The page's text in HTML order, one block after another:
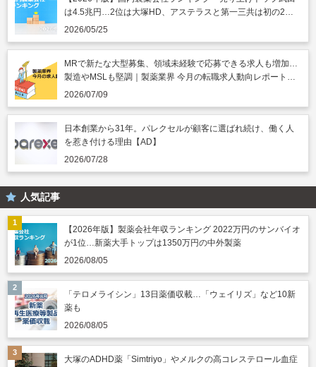
は4.5兆円…2位は大塚HD、アステラスと第一三共は初の2兆
円突破
2026/05/25
MRで新たな大型募集、領域未経験で応募できる求人も増加…
製造やMSLも堅調｜製薬業界 今月の転職求人動向レポート
（2026年7月）
2026/07/09
日本創業から31年。パレクセルが顧客に選ばれ続け、働く人
を惹き付ける理由【AD】
2026/07/28
人気記事
【2026年版】製薬会社年収ランキング 2022万円のサンバイオ
が1位…新薬大手トップは1350万円の中外製薬
2026/08/05
「テロメライシン」13日薬価収載…「ウェイリズ」など10新
薬も
2026/08/05
大塚のADHD薬「Simtriyo」やメルクの高コレステロール血症